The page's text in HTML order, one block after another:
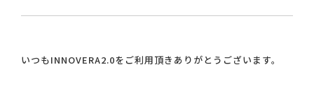
いつもINNOVERA2.0をご利用頂きありがとうございます。